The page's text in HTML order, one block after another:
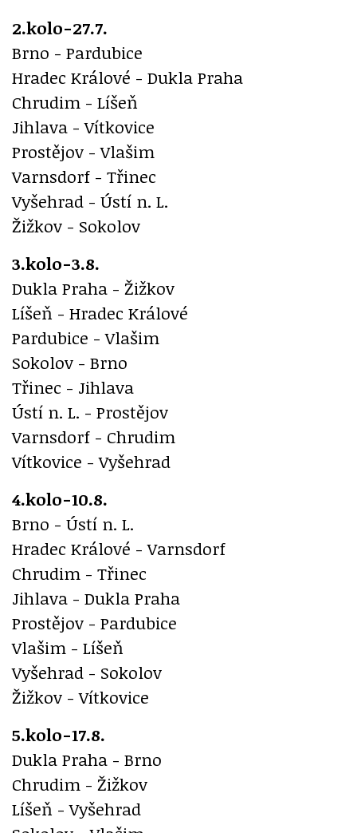
2.kolo-27.7.
Brno - Pardubice
Hradec Králové - Dukla Praha
Chrudim - Líšeň
Jihlava - Vítkovice
Prostějov - Vlašim
Varnsdorf - Třinec
Vyšehrad - Ústí n. L.
Žižkov - Sokolov
3.kolo-3.8.
Dukla Praha - Žižkov
Líšeň - Hradec Králové
Pardubice - Vlašim
Sokolov - Brno
Třinec - Jihlava
Ústí n. L. - Prostějov
Varnsdorf - Chrudim
Vítkovice - Vyšehrad
4.kolo-10.8.
Brno - Ústí n. L.
Hradec Králové - Varnsdorf
Chrudim - Třinec
Jihlava - Dukla Praha
Prostějov - Pardubice
Vlašim - Líšeň
Vyšehrad - Sokolov
Žižkov - Vítkovice
5.kolo-17.8.
Dukla Praha - Brno
Chrudim - Žižkov
Líšeň - Vyšehrad